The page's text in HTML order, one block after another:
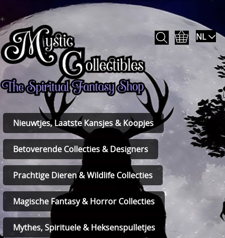
NL
Nieuwtjes, Laatste Kansjes & Koopjes
Betoverende Collecties & Designers
Prachtige Dieren & Wildlife Collecties
Magische Fantasy & Horror Collecties
Mythes, Spirituele & Heksenspulletjes